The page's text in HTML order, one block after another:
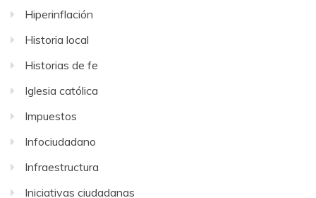
Hiperinflación
Historia local
Historias de fe
Iglesia católica
Impuestos
Infociudadano
Infraestructura
Iniciativas ciudadanas